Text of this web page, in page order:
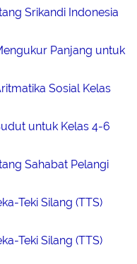
Srikandi Indonesia
Panjang untuk
Sosial Kelas
untuk Kelas 4-6
Sahabat Pelangi
Teki Silang (TTS)
Teki Silang (TTS)